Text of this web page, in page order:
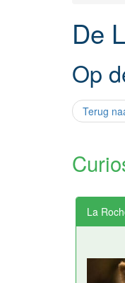
De
Op
Terug
La